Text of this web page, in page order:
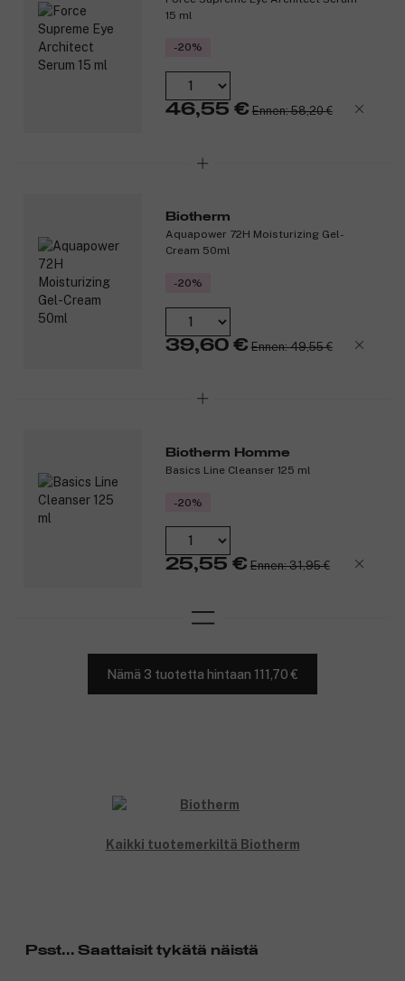
15 ml
-20%
46,55 € Ennen: 58,20 €
Biotherm
Aquapower 72H Moisturizing Gel-
Cream 50ml
-20%
39,60 € Ennen: 49,55 €
Biotherm Homme
Basics Line Cleanser 125 ml
-20%
25,55 € Ennen: 31,95 €
Nämä 3 tuotetta hintaan 111,70 €
Kaikki tuotemerkiltä Biotherm
Psst... Saattaisit tykätä näistä